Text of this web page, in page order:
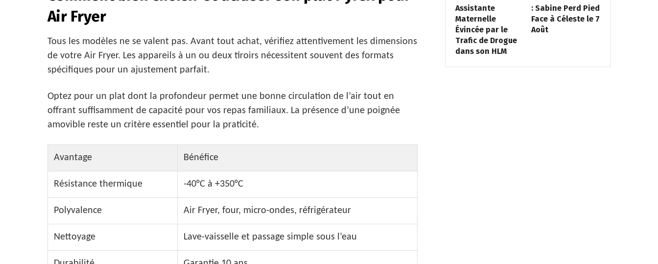
Air Fryer
Tous les modèles ne se valent pas. Avant tout achat, vérifiez attentivement les dimensions
de votre Air Fryer. Les appareils à un ou deux tiroirs nécessitent souvent des formats
spécifiques pour un ajustement parfait.
Optez pour un plat dont la profondeur permet une bonne circulation de l’air tout en
offrant suffisamment de capacité pour vos repas familiaux. La présence d’une poignée
amovible reste un critère essentiel pour la praticité.
Avantage Bénéfice
Résistance thermique -40°C à +350°C
Polyvalence Air Fryer, four, micro-ondes, réfrigérateur
Nettoyage Lave-vaisselle et passage simple sous l’eau
Assistante
Maternelle
Évincée par le
Trafic de Drogue
dans son HLM
: Sabine Perd Pied
Face à Céleste le 7
Août